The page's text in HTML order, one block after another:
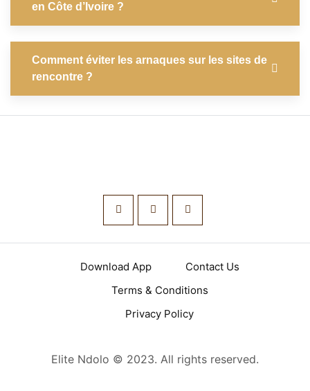
en Côte d’Ivoire ?
Comment éviter les arnaques sur les sites de
rencontre ?
Elite Ndolo © 2023. All rights reserved.
Download App
Contact Us
Terms & Conditions
Privacy Policy